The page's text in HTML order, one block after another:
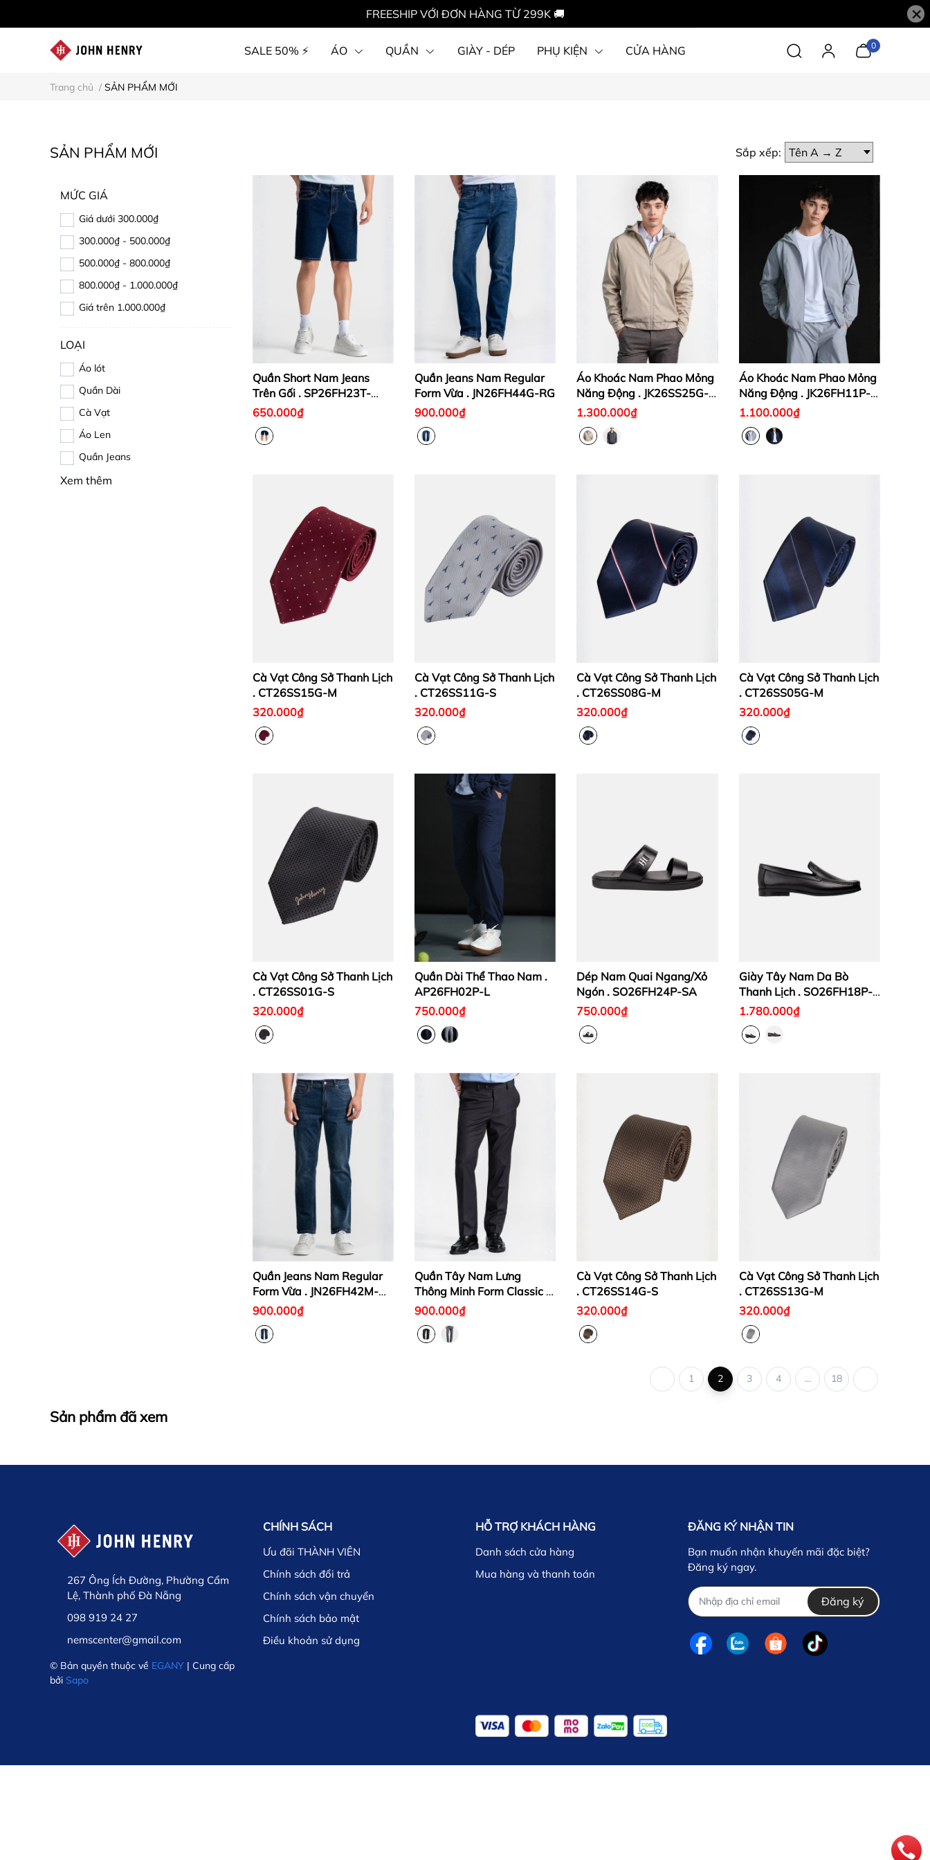
FREESHIP VỚI ĐƠN HÀNG TỪ 299K 🚚 ×
SALE 50% ⚡ ÁO QUẦN GIÀY - DÉP PHỤ KIỆN CỬA HÀNG 0
Trang chủ / SẢN PHẨM MỚI
SẢN PHẨM MỚI Sắp xếp:
MỨC GIÁ
Giá dưới 300.000₫
300.000₫ - 500.000₫
500.000₫ - 800.000₫
800.000₫ - 1.000.000₫
Giá trên 1.000.000₫
LOẠI
Áo lót
Quần Dài
Cà Vạt
Áo Len
Quần Jeans
Xem thêm
Quần Short Nam Jeans
Trên Gối . SP26FH23T-
AKJN
650.000₫
Quần Jeans Nam Regular
Form Vừa . JN26FH44G-RG
900.000₫
Áo Khoác Nam Phao Mỏng
Năng Động . JK26SS25G-
PA
1.300.000₫
Áo Khoác Nam Phao Mỏng
Năng Động . JK26FH11P-
PA
1.100.000₫
Cà Vạt Công Sở Thanh Lịch
. CT26SS15G-M
320.000₫
Cà Vạt Công Sở Thanh Lịch
. CT26SS11G-S
320.000₫
Cà Vạt Công Sở Thanh Lịch
. CT26SS08G-M
320.000₫
Cà Vạt Công Sở Thanh Lịch
. CT26SS05G-M
320.000₫
Cà Vạt Công Sở Thanh Lịch
. CT26SS01G-S
320.000₫
Quần Dài Thể Thao Nam .
AP26FH02P-L
750.000₫
Dép Nam Quai Ngang/Xỏ
Ngón . SO26FH24P-SA
750.000₫
Giày Tây Nam Da Bò
Thanh Lịch . SO26FH18P-
DS
1.780.000₫
Quần Jeans Nam Regular
Form Vừa . JN26FH42M-
RG
900.000₫
Quần Tây Nam Lưng
Thông Minh Form Classic .
DP26SS17T-EPCL
900.000₫
Cà Vạt Công Sở Thanh Lịch
. CT26SS14G-S
320.000₫
Cà Vạt Công Sở Thanh Lịch
. CT26SS13G-M
320.000₫
1 2 3 4 ... 18
Sản phẩm đã xem
267 Ông Ích Đường, Phường Cẩm
Lệ, Thành phố Đà Nẵng
098 919 24 27
nemscenter@gmail.com
© Bản quyền thuộc về EGANY | Cung cấp
bởi Sapo
CHÍNH SÁCH
Ưu đãi THÀNH VIÊN
Chính sách đổi trả
Chính sách vận chuyển
Chính sách bảo mật
Điều khoản sử dụng
HỖ TRỢ KHÁCH HÀNG
Danh sách cửa hàng
Mua hàng và thanh toán
ĐĂNG KÝ NHẬN TIN
Bạn muốn nhận khuyến mãi đặc biệt?
Đăng ký ngay.
Đăng ký